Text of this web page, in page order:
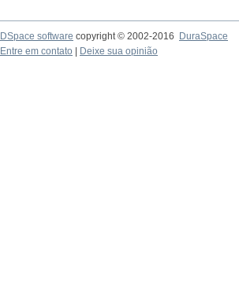
DSpace software copyright © 2002-2016
DuraSpace
Entre em contato
Deixe sua opinião